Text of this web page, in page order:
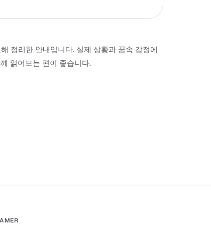
정리한 안내입니다. 실제 상황과 꿈속 감정에
읽어보는 편이 좋습니다.